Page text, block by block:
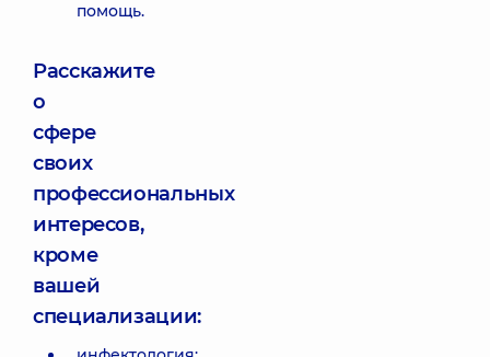
помощь.
Расскажите
о
сфере
своих
профессиональных
интересов,
кроме
вашей
специализации: